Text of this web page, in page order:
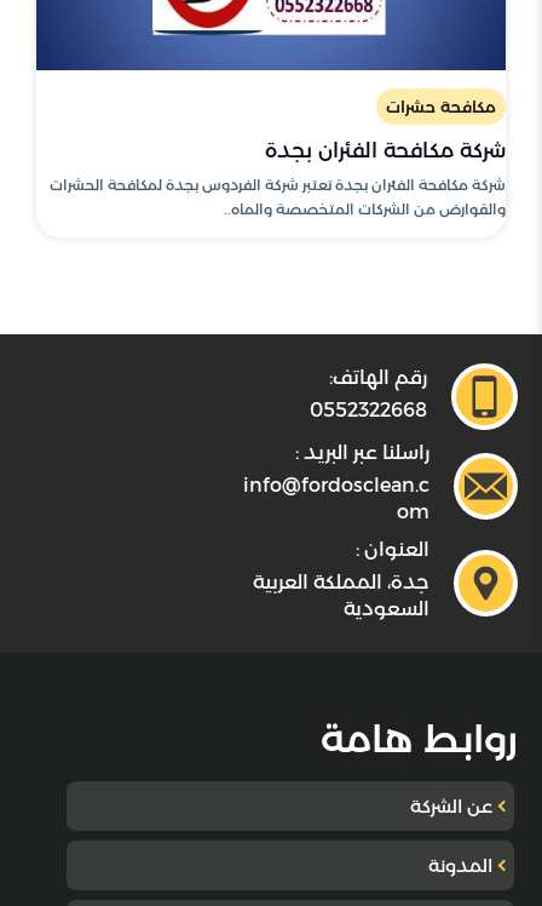
مكافحة حشرات
شركة مكافحة الفئران بجدة
شركة مكافحة الفئران بجدة تعتبر شركة الفردوس بجدة لمكافحة الحشرات
والقوارض من الشركات المتخصصة والماه..
رقم الهاتف:
0552322668
راسلنا عبر البريد :
info@fordosclean.c
om
العنوان :
جدة، المملكة العربية
السعودية
روابط هامة
عن الشركة
المدونة